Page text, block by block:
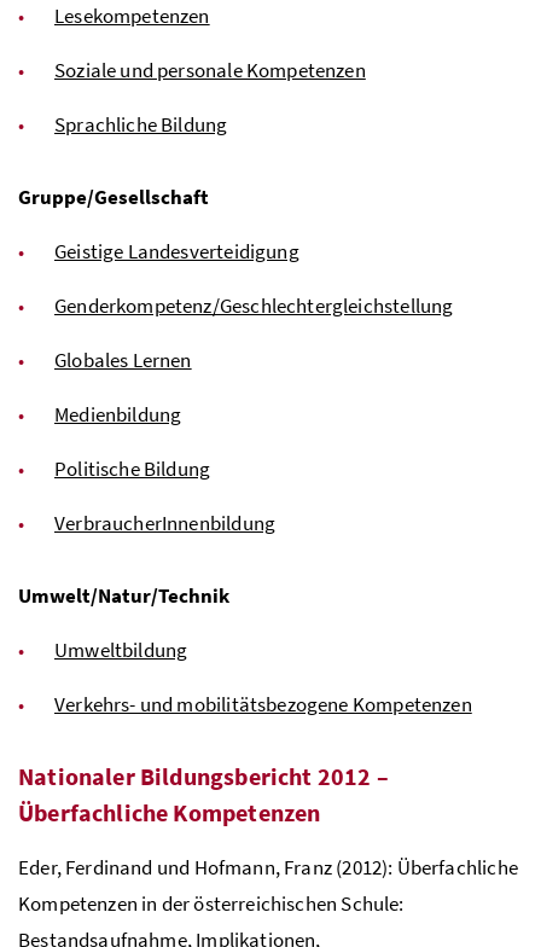
Lesekompetenzen
Soziale und personale Kompetenzen
Sprachliche Bildung
Gruppe/Gesellschaft
Geistige Landesverteidigung
Genderkompetenz/Geschlechtergleichstellung
Globales Lernen
Medienbildung
Politische Bildung
VerbraucherInnenbildung
Umwelt/Natur/Technik
Umweltbildung
Verkehrs- und mobilitätsbezogene Kompetenzen
Nationaler Bildungsbericht 2012 –
Überfachliche Kompetenzen
Eder, Ferdinand und Hofmann, Franz (2012): Überfachliche
Kompetenzen in der österreichischen Schule:
Bestandsaufnahme, Implikationen,